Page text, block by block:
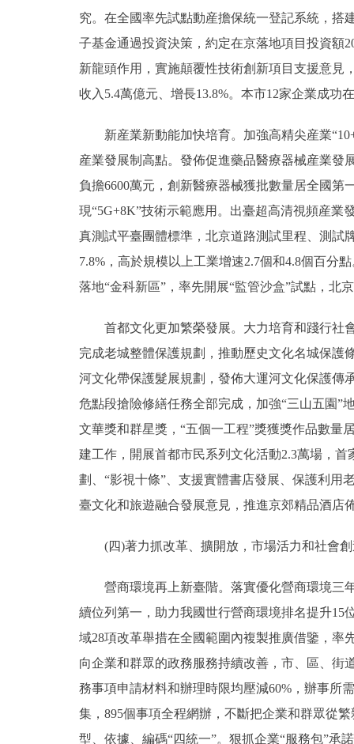
究。在全國率先試點動産擔保統一登記系統，搭
子基金通過投資決策，約定在京落地項目投資額
新龍頭作用，實施顛覆性技術創新項目支援意見
收入5.4萬億元、增長13.8%。本市12家企業成功
新産業新動能加快培育。加強高精尖産業
産業發展制高點。發佈促進藥品醫療器械産業發
負擔6600萬元，創新醫療器械獲批數量居全國
現“5G+8K”技術示範應用。出臺超高清視頻産
真測試平臺團體標準，北京道路測試里程、測試
7.8%，高於規模以上工業增速2.7個和4.8個百分
落地“金科新區”，率先開展“監管沙盒”試點，北
首都文化更加繁榮發展。大力培育和踐行社會
完成老城整體保護規劃，推動歷史文化名城保護
河文化帶保護髮展規劃，發佈大運河文化保護傳
危點段搶險修繕任務全部完成，加強“三山五園”
文華獎和群星獎，“五個一工程”獎獲獎作品數量
建工作，開展首都市民系列文化活動2.3萬場，
劃、“影視十條”、支援實體書店發展、保護利用
臺文化和旅遊融合發展意見，推進京郊精品酒店
(四)著力抓改革、擴開放，市場活力和社會創
營商環境再上新臺階。落實優化營商環境三年
續位列第一，助力我國世行營商環境排名提升15
域28項改革舉措在全國範圍內複製推廣借鑒，率
向企業和群眾的政務服務持續改善，市、區、街
務事項申請材料和辦理時限均壓減60%，辦事所
集，895個事項全程網辦，不斷把企業和群眾從
型、依據、編碼“四統一”。狠抓企業“服務包”承